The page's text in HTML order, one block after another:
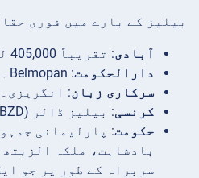
بیلیز کے بارے میں فوری
آبادی: تقریباً 405,000 لوگ۔
دارالحکومت: Belmopan۔
سرکاری زبان: انگریزی۔
کرنسی: بیلیز ڈالر (BZD)۔
حکومت: پارلیمانی
بادشاہت، ملکہ
سربراہ کے طور پر جو